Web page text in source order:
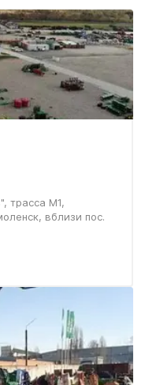
трасса М1,
вблизи пос.